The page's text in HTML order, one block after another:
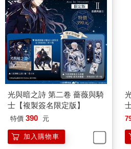
是在偷窺的時候，漁船上的人們早早
一條鯨魚，一條如此接近漁船的鯨魚。
有人拿起望遠鏡，興奮吼道：「快看
一大群人聚集了過來。
「多少年沒有在南極見到藍鯨了！」
「一隻藍鯨，藍鯨！天啊！上帝！」
三胖完全聽不懂那些人在說什麼，但
被三胖敏感的接收器官察覺到。
他當即決定此地不宜久留，那幫興奮
深吸一口氣，三胖猛然潛入海裡，決
越好。
這一次下潛，是從未抵達的深度，
光與暗之詩 第二卷 薔薇與騎
士【複製簽名限定版】
特價 390 元
加入購物車